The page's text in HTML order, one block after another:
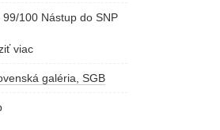
99/100 Nástup do SNP
ľavom dolnom rohu
viac
galéria, SGB